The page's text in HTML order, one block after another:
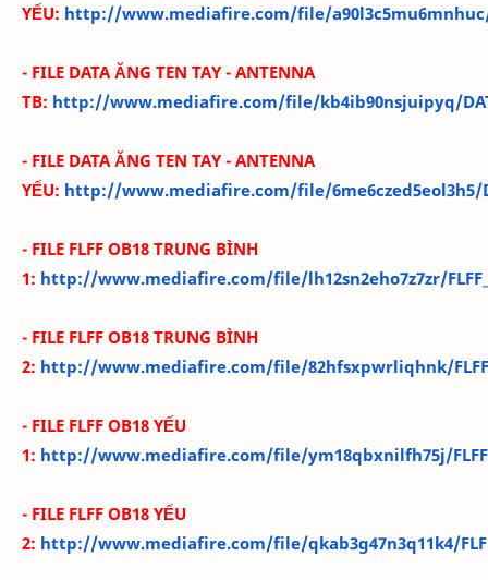
YẾU: http://www.mediafire.com/file/a90l3c5mu6mnhuc/
- FILE DATA ĂNG TEN TAY - ANTENNA
TB: http://www.mediafire.com/file/kb4ib90nsjuipyq/
- FILE DATA ĂNG TEN TAY - ANTENNA
YẾU: http://www.mediafire.com/file/6me6czed5eol3h5/
- FILE FLFF OB18 TRUNG BÌNH
1: http://www.mediafire.com/file/lh12sn2eho7z7zr/
- FILE FLFF OB18 TRUNG BÌNH
2: http://www.mediafire.com/file/82hfsxpwrliqhnk/
- FILE FLFF OB18 YẾU
1: http://www.mediafire.com/file/ym18qbxnilfh75j/
- FILE FLFF OB18 YẾU
2: http://www.mediafire.com/file/qkab3g47n3q11k4/